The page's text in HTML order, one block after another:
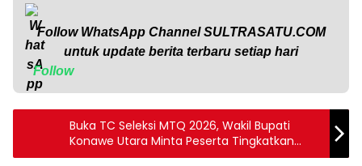
Follow WhatsApp ChannelSULTRASATU.COM
untuk update berita terbaru setiap hari
Follow
Buka TC Seleksi MTQ 2026, Wakil Bupati
Konawe Utara Minta Peserta Tingkatkan
Kualitas Hadapi MTQ Tingkat Provinsi